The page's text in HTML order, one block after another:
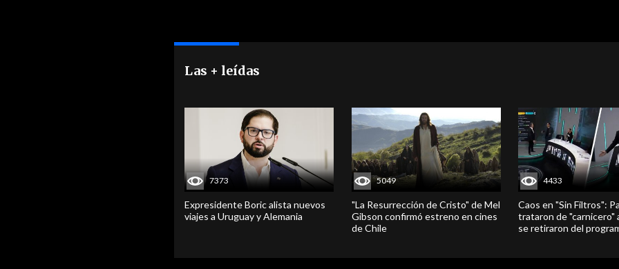
Las + leídas
7373
Expresidente Boric alista nuevos
viajes a Uruguay y Alemania
5049
"La Resurrección de Cristo" de Mel
Gibson confirmó estreno en cines
de Chile
4433
Caos en "Sin Filtros":
trataron de "carnicero"
se retiraron del